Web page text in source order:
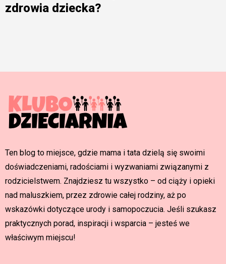
zdrowia dziecka?
Ten blog to miejsce, gdzie mama i tata dzielą się swoimi
doświadczeniami, radościami i wyzwaniami związanymi z
rodzicielstwem. Znajdziesz tu wszystko – od ciąży i opieki
nad maluszkiem, przez zdrowie całej rodziny, aż po
wskazówki dotyczące urody i samopoczucia. Jeśli szukasz
praktycznych porad, inspiracji i wsparcia – jesteś we
właściwym miejscu!